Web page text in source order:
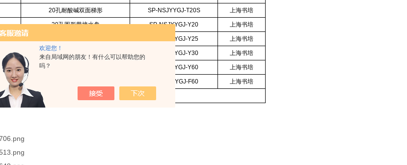
欢迎您！
来自局域网的朋友！有什么可以帮助您的
吗？
20孔耐酸碱双面梯形 SP-NSJYYGJ-T20S 上海书培
20孔圆形带接水盘 SP-NSJYYGJ-Y20 上海书培
SP-NSJYYGJ-Y25 上海书培
30孔圆形带接水盘 SP-NSJYYGJ-Y30 上海书培
SP-NSJYYGJ-Y60 上海书培
SP-NSJYYGJ-F60 上海书培
支持定制